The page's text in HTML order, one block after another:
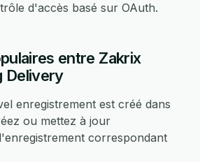
d'accès basé sur OAuth.
entre Zakrix
Delivery
enregistrement est créé dans
ou mettez à jour
correspondant